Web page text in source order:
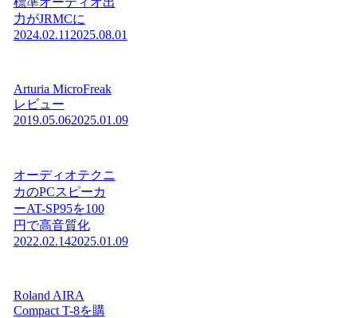
力がJRMCに
2024.02.11 2025.08.01
Arturia MicroFreak
レビュー
2019.05.062025.01.09
オーディオテクニ
カのPCスピーカ
ーAT-SP95を100
円で高音質化
2022.02.142025.01.09
Roland AIRA
Compact T-8を購